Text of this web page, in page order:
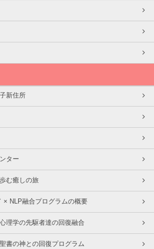
新住所
ター
む癒しの旅
× NLP融合プログラムの概要
理学の先駆者達の回復融合
書の神との回復プログラム